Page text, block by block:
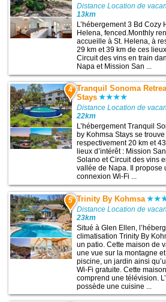
Distance Location de
13km
L’hébergement 3 Bd Cozy
Helena, fenced.Monthly
accueille à St. Helena, à
29 km et 39 km de ces
Circuit des vins en train
Napa et Mission San ...
4 Tranquil Sonoma
Stays
Distance Location de
22km
L’hébergement Tranquil
by Kohmsa Stays se
respectivement 20 km et
lieux d’intérêt : Mission
Solano et Circuit des vins
vallée de Napa. Il propose
connexion Wi-Fi ...
5 Trinity By Kohmsa
Distance Location de
23km
Situé à Glen Ellen,
climatisation Trinity By
un patio. Cette maison de
une vue sur la montagne
piscine, un jardin ainsi
Wi-Fi gratuite. Cette
comprend une télévision.
possède une cuisine ...